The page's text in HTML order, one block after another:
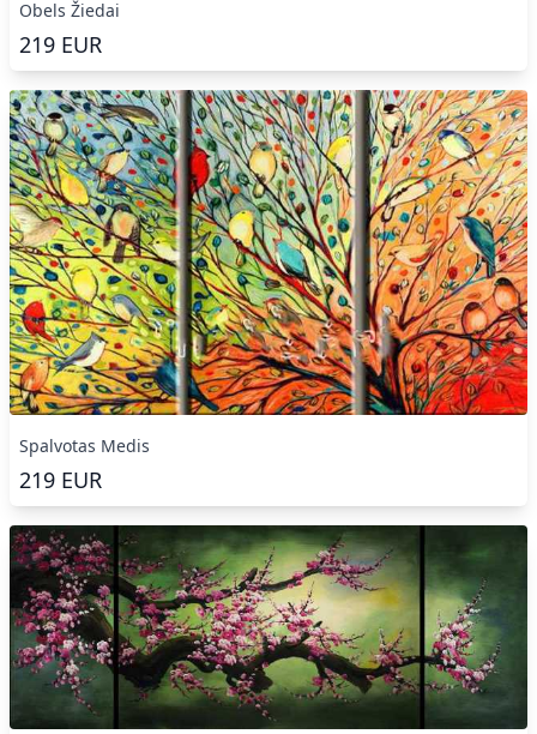
Obels Žiedai
219 EUR
Spalvotas Medis
219 EUR